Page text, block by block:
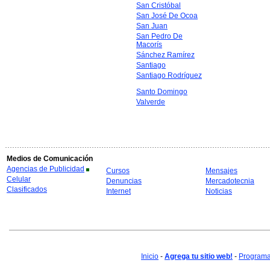
San Cristóbal
San José De Ocoa
San Juan
San Pedro De
Macorís
Sánchez Ramírez
Santiago
Santiago Rodríguez
Santo Domingo
Valverde
Medios de Comunicación
Agencias de Publicidad
Celular
Clasificados
Cursos
Denuncias
Internet
Mensajes
Mercadotecnia
Noticias
Inicio - Agrega tu sitio web! -